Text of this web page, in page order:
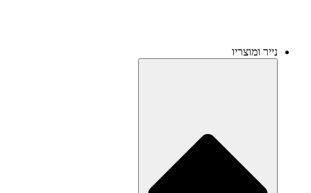
נייר ומוצריו